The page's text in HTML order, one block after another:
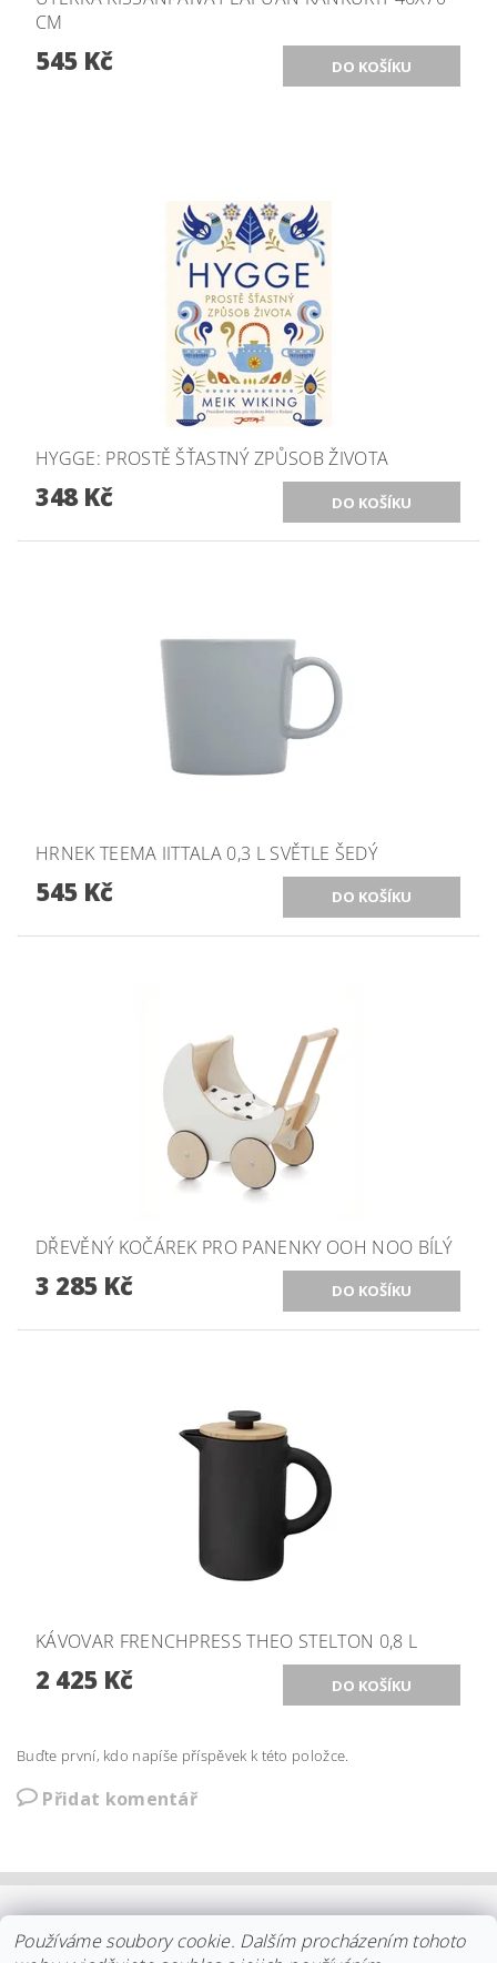
CM
545 Kč
HYGGE: PROSTĚ ŠŤASTNÝ ZPŮSOB ŽIVOTA
348 Kč
HRNEK TEEMA IITTALA 0,3 L SVĚTLE ŠEDÝ
545 Kč
DŘEVĚNÝ KOČÁREK PRO PANENKY OOH NOO BÍLÝ
3 285 Kč
KÁVOVAR FRENCHPRESS THEO STELTON 0,8 L
2 425 Kč
Buďte první, kdo napíše příspěvek k této položce.
Přidat komentář
| KOLEKCE STELTON | DISTRIBUCE IITTALA |
REKLAMACE/ODSTOUPENÍ VŠE O NÁKUPU KDO JSME
Používáme soubory cookie. Dalším procházením tohoto